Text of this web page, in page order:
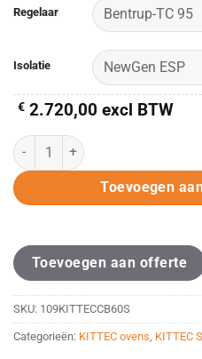
Regelaar
Isolatie
€ 2.720,00 excl BTW
KITTEC CB 60 S /ESP/NewGen
Toevoegen
Toevoegen aan offerte
SKU: 109KITTECCB60S
Categorieën: KITTEC ovens KITTEC